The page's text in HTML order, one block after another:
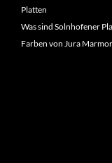
Platten
Was sind Solnhofener
Farben von Jura Marmor